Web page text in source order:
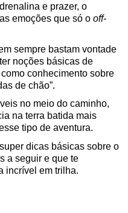
e prazer, o
emoções que só o off-
sempre bastam vontade
noções básicas de
conhecimento sobre
de chão”.
no meio do caminho,
na terra batida mais
tipo de aventura.
dicas básicas sobre o
a seguir e que te
incrível em trilha.